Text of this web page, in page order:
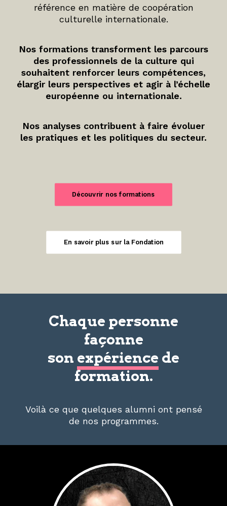
référence en matière de coopération
culturelle internationale.
Nos formations transforment les parcours
des professionnels de la culture qui
souhaitent renforcer leurs compétences,
élargir leurs perspectives et agir à l’échelle
européenne ou internationale.
Nos analyses contribuent à faire évoluer
les pratiques et les politiques du secteur.
Découvrir nos formations
En savoir plus sur la Fondation
Chaque personne
façonne
son expérience de
formation.
Voilà ce que quelques alumni ont pensé
de nos programmes.